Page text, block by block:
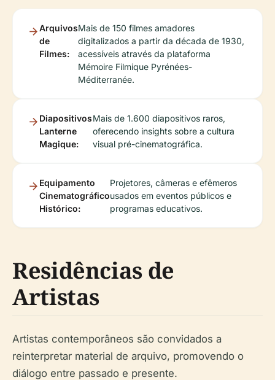
Arquivos
de
Filmes:
Mais de 150 filmes amadores
digitalizados a partir da década de 1930,
acessíveis através da plataforma
Mémoire Filmique Pyrénées-
Méditerranée.
Diapositivos
Lanterne
Magique:
Mais de 1.600 diapositivos raros,
oferecendo insights sobre a cultura
visual pré-cinematográfica.
Equipamento
Cinematográfico
Histórico:
Projetores, câmeras e efêmeros
usados em eventos públicos e
programas educativos.
Residências de
Artistas
Artistas contemporâneos são convidados a
reinterpretar material de arquivo, promovendo o
diálogo entre passado e presente.